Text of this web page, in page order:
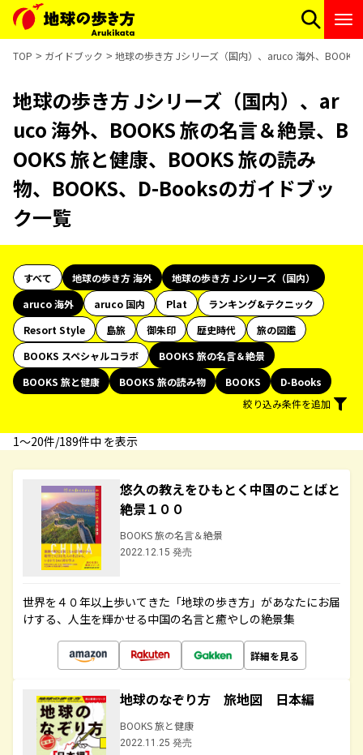
TOP ガイドブック 地球の歩き方 Jシリーズ（国内）、aruco 海外、
地球の歩き方 Jシリーズ（国内）、ar
uco 海外、BOOKS 旅の名言＆絶景、B
OOKS 旅と健康、BOOKS 旅の読み
物、BOOKS、D-Booksのガイドブッ
ク一覧
すべて 地球の歩き方 海外
地球の歩き方 Jシリーズ（国内）
aruco 海外
aruco 国内 Plat
ランキング&テクニック
Resort Style
島旅 御朱印 歴史時代
旅の図鑑
BOOKS スペシャルコラボ
BOOKS 旅の名言＆絶景
BOOKS 旅と健康
BOOKS 旅の読み物 BOOKS
D-Books
絞り込み条件を追加
1〜20件/189件中 を表示
悠久の教えをひもとく中国のことばと
絶景１００
BOOKS 旅の名言＆絶景
2022.12.15 発売
世界を４０年以上歩いてきた「地球の歩き方」があなたにお届
けする、人生を輝かせる中国の名言と癒やしの絶景集
詳細を見る
地球のなぞり方 旅地図 日本編
BOOKS 旅と健康
2022.11.25 発売